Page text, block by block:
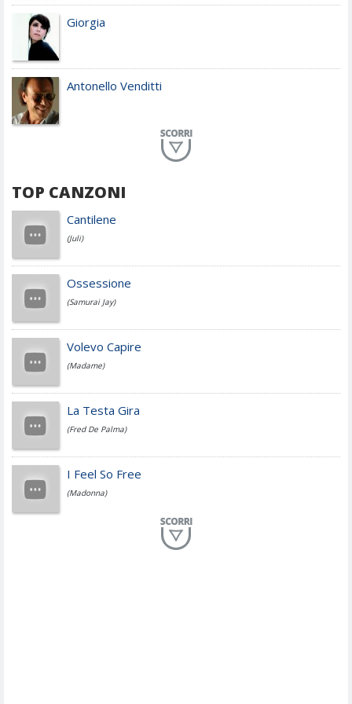
Giorgia
Antonello Venditti
Achille Lauro
Cesare Cremonini
Jovanotti
Fedez
Simone Cristicchi
TOP CANZONI
Cantilene
(Juli)
Ossessione
(Samurai Jay)
Volevo Capire
(Madame)
La Testa Gira
(Fred De Palma)
I Feel So Free
(Madonna)